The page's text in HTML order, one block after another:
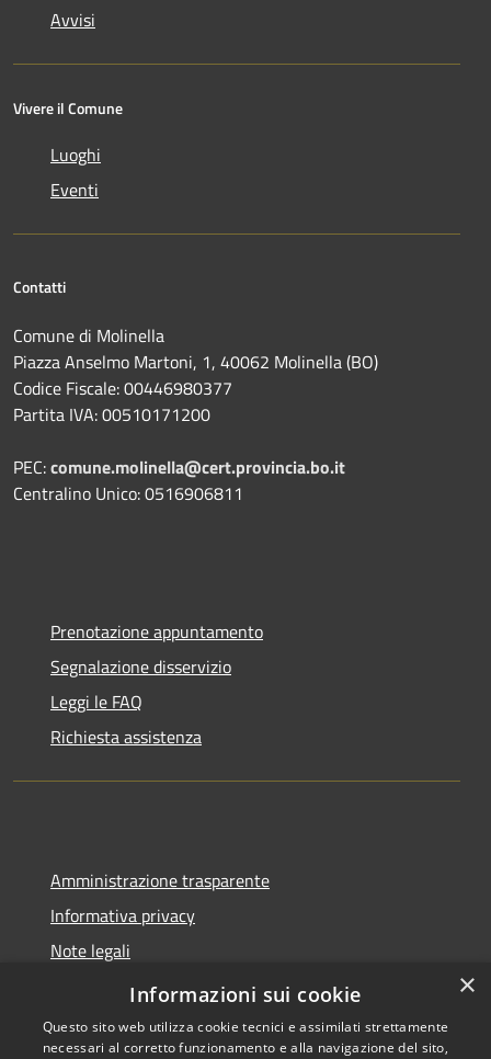
Avvisi
Vivere il Comune
Luoghi
Eventi
Contatti
Comune di Molinella
Piazza Anselmo Martoni, 1, 40062 Molinella (BO)
Codice Fiscale: 00446980377
Partita IVA: 00510171200
PEC:comune.molinella@cert.provincia.bo.it
Centralino Unico: 0516906811
Prenotazione appuntamento
Segnalazione disservizio
Leggi le FAQ
Richiesta assistenza
Amministrazione trasparente
Informativa privacy
Note legali
Dichiarazione di accessibilità
×
Informazioni sui cookie
Questo sito web utilizza cookie tecnici e assimilati strettamente
necessari al corretto funzionamento e alla navigazione del sito,